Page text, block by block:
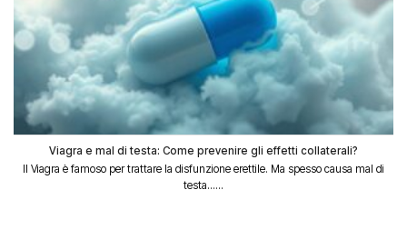
Viagra e mal di testa: Come prevenire gli effetti collaterali?
Il Viagra è famoso per trattare la disfunzione erettile. Ma spesso causa mal di
testa......